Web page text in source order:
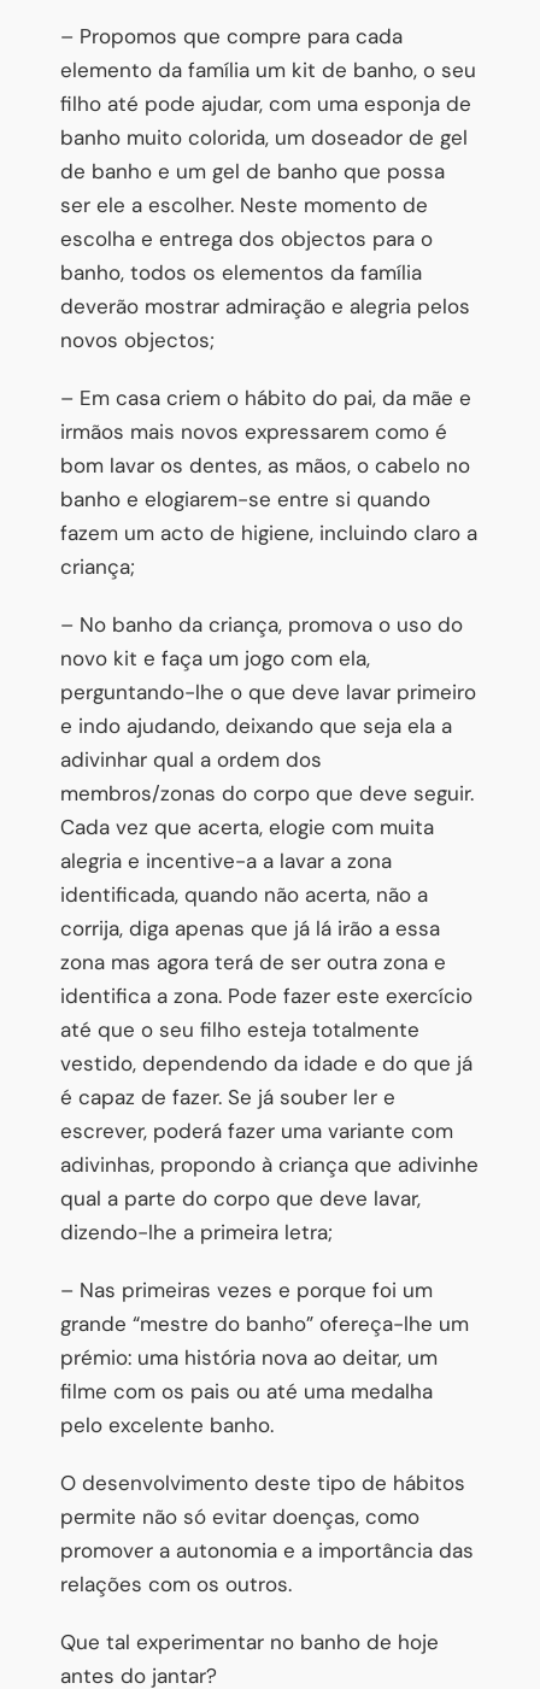
– Propomos que compre para cada
elemento da família um kit de banho, o seu
filho até pode ajudar, com uma esponja de
banho muito colorida, um doseador de gel
de banho e um gel de banho que possa
ser ele a escolher. Neste momento de
escolha e entrega dos objectos para o
banho, todos os elementos da família
deverão mostrar admiração e alegria pelos
novos objectos;
– Em casa criem o hábito do pai, da mãe e
irmãos mais novos expressarem como é
bom lavar os dentes, as mãos, o cabelo no
banho e elogiarem-se entre si quando
fazem um acto de higiene, incluindo claro a
criança;
– No banho da criança, promova o uso do
novo kit e faça um jogo com ela,
perguntando-lhe o que deve lavar primeiro
e indo ajudando, deixando que seja ela a
adivinhar qual a ordem dos
membros/zonas do corpo que deve seguir.
Cada vez que acerta, elogie com muita
alegria e incentive-a a lavar a zona
identificada, quando não acerta, não a
corrija, diga apenas que já lá irão a essa
zona mas agora terá de ser outra zona e
identifica a zona. Pode fazer este exercício
até que o seu filho esteja totalmente
vestido, dependendo da idade e do que já
é capaz de fazer. Se já souber ler e
escrever, poderá fazer uma variante com
adivinhas, propondo à criança que adivinhe
qual a parte do corpo que deve lavar,
dizendo-lhe a primeira letra;
– Nas primeiras vezes e porque foi um
grande “mestre do banho” ofereça-lhe um
prémio: uma história nova ao deitar, um
filme com os pais ou até uma medalha
pelo excelente banho.
O desenvolvimento deste tipo de hábitos
permite não só evitar doenças, como
promover a autonomia e a importância das
relações com os outros.
Que tal experimentar no banho de hoje
antes do jantar?